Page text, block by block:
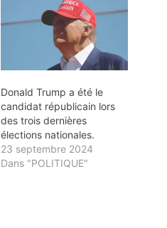
Donald Trump a été le
candidat républicain lors
des trois dernières
élections nationales.
23 septembre 2024
Dans "POLITIQUE"